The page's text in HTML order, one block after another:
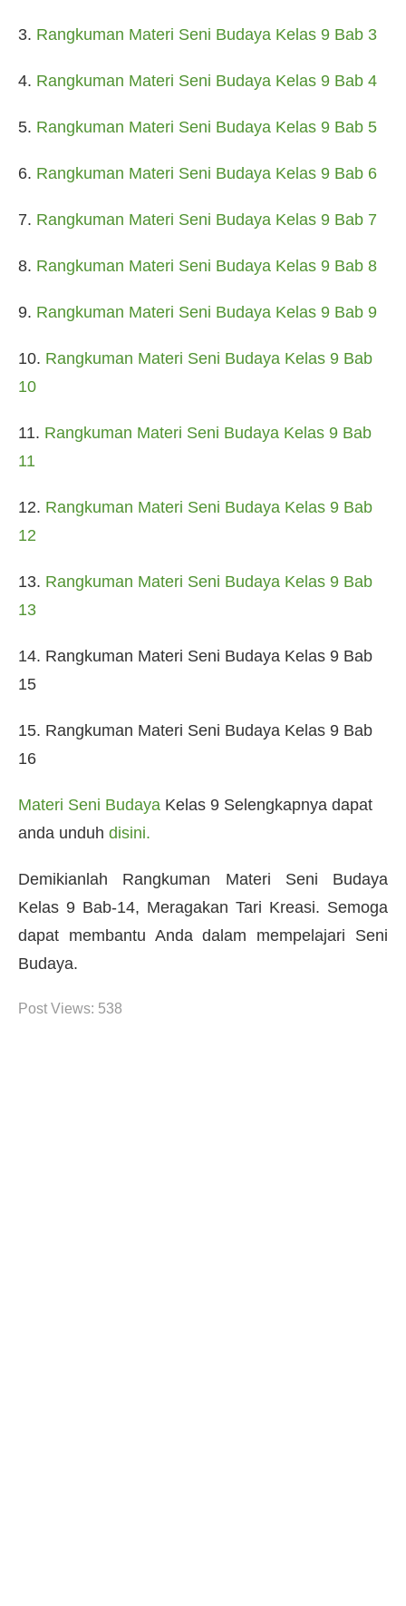
3. Rangkuman Materi Seni Budaya Kelas 9 Bab 3
4. Rangkuman Materi Seni Budaya Kelas 9 Bab 4
5. Rangkuman Materi Seni Budaya Kelas 9 Bab 5
6. Rangkuman Materi Seni Budaya Kelas 9 Bab 6
7. Rangkuman Materi Seni Budaya Kelas 9 Bab 7
8. Rangkuman Materi Seni Budaya Kelas 9 Bab 8
9. Rangkuman Materi Seni Budaya Kelas 9 Bab 9
10. Rangkuman Materi Seni Budaya Kelas 9 Bab
10
11. Rangkuman Materi Seni Budaya Kelas 9 Bab
11
12. Rangkuman Materi Seni Budaya Kelas 9 Bab
12
13. Rangkuman Materi Seni Budaya Kelas 9 Bab
13
14. Rangkuman Materi Seni Budaya Kelas 9 Bab
15
15. Rangkuman Materi Seni Budaya Kelas 9 Bab
16
Materi Seni Budaya Kelas 9 Selengkapnya dapat
anda unduh disini.
Demikianlah Rangkuman Materi Seni Budaya
Kelas 9 Bab-14, Meragakan Tari Kreasi. Semoga
dapat membantu Anda dalam mempelajari Seni
Budaya.
Post Views: 538